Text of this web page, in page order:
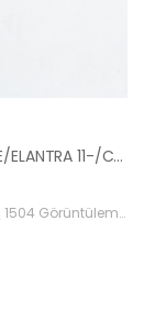
AYNA İÇ BLUE/ELANTRA 11-/CEED 10-/RİO 12-/SPORTAGE 11- 85101-3X100-HMC
( 1504 Görüntüleme )